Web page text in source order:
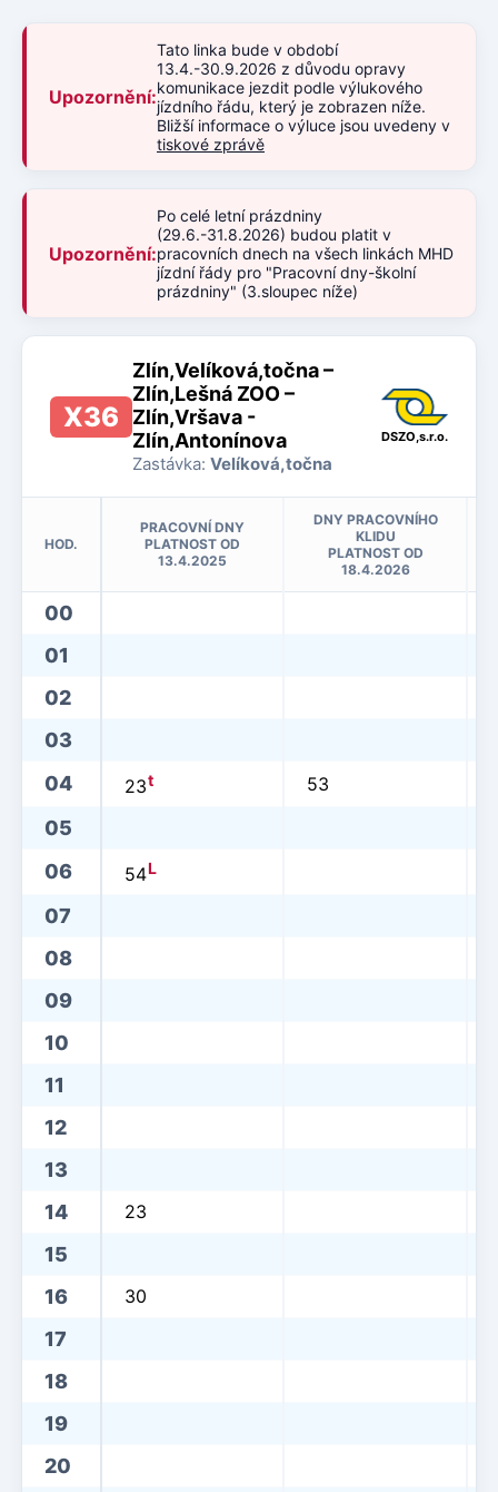
Upozornění:
Tato linka bude v období
13.4.-30.9.2026 z důvodu opravy
komunikace jezdit podle výlukového
jízdního řádu, který je zobrazen níže.
Bližší informace o výluce jsou uvedeny v
tiskové zprávě
Upozornění:
Po celé letní prázdniny
(29.6.-31.8.2026) budou platit v
pracovních dnech na všech linkách MHD
jízdní řády pro "Pracovní dny-školní
prázdniny" (3.sloupec níže)
X36
Zlín,Velíková,točna –
Zlín,Lešná ZOO –
Zlín,Vršava -
Zlín,Antonínova
Zastávka: Velíková,točna
DSZO,s.r.o.
HOD.
PRACOVNÍ DNY
PLATNOST OD
13.4.2025
DNY PRACOVNÍHO
KLIDU
PLATNOST OD
18.4.2026
00
01
02
03
04
23t 53
05
06
54L
07
08
09
10
11
12
13
14
23
15
16
30
17
18
19
20